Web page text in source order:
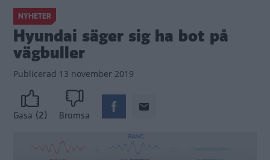
NYHETER
Hyundai säger sig ha bot på
vägbuller
Publicerad 13 november 2019
Gasa (2) Bromsa